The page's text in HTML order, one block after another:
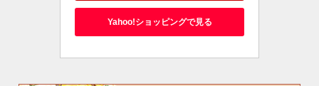
Yahoo!ショッピングで見る